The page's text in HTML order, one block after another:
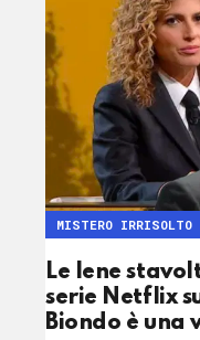
Le Iene
serie Netflix
Biondo è una
MISTERO IRRISOLTO